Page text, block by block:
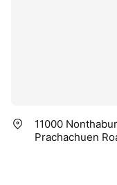
11000
Prachachuen